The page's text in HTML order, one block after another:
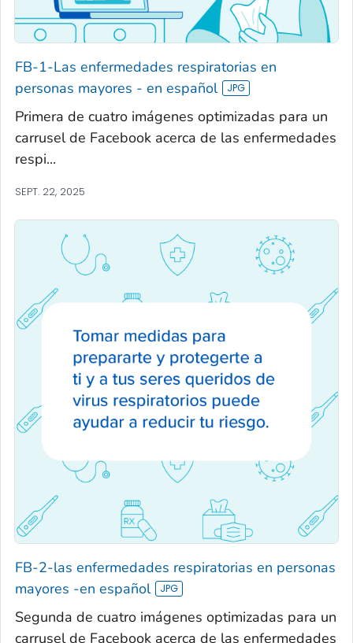
FB-1-Las enfermedades respiratorias en
personas mayores - en español
Primera de cuatro imágenes optimizadas para un
carrusel de Facebook acerca de las enfermedades
respi...
SEPT. 22, 2025
FB-2-las enfermedades respiratorias en personas
mayores -en español
Segunda de cuatro imágenes optimizadas para un
carrusel de Facebook acerca de las enfermedades